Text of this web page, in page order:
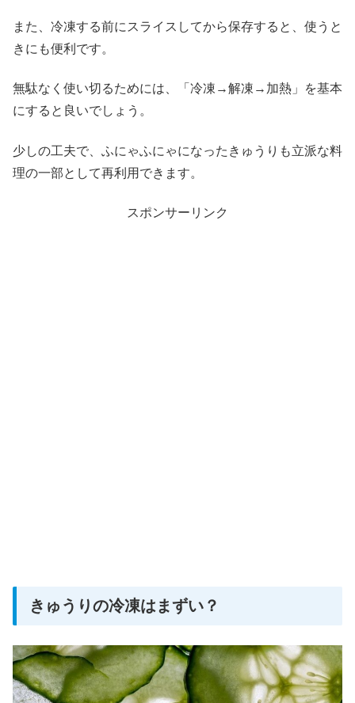
また、冷凍する前にスライスしてから保存すると、使うと
きにも便利です。
無駄なく使い切るためには、「冷凍→解凍→加熱」を基本
にすると良いでしょう。
少しの工夫で、ふにゃふにゃになったきゅうりも立派な料
理の一部として再利用できます。
スポンサーリンク
きゅうりの冷凍はまずい？